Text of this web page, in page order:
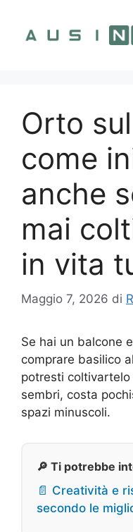
contenuto
Orto
come
anche
mai
in vita
Maggio 7, 2026 di
Se hai un balcone
comprare basilico
potresti
sembri, costa
spazi minuscoli.
🔎 Ti potrebbe
📄 Creatività e
secondo le